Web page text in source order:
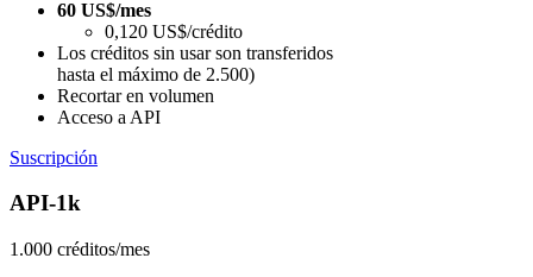
60 US$/mes
0,120 US$/crédito
Los créditos sin usar son transferidos
hasta el máximo de 2.500)
Recortar en volumen
Acceso a API
Suscripción
API-1k
1.000 créditos/mes